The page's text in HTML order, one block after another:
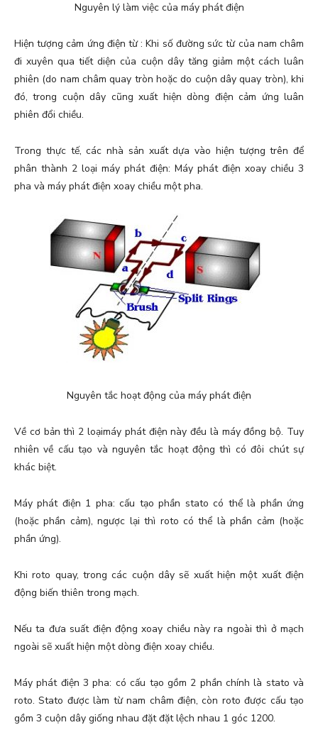
Nguyên lý làm việc của máy phát điện
Hiện tượng cảm ứng điện từ : Khi số đường sức từ của nam châm
đi xuyên qua tiết diện của cuộn dây tăng giảm một cách luân
phiên (do nam châm quay tròn hoặc do cuộn dây quay tròn), khi
đó, trong cuộn dây cũng xuất hiện dòng điện cảm ứng luân
phiên đổi chiều.
Trong thực tế, các nhà sản xuất dựa vào hiện tượng trên để
phân thành 2 loại máy phát điện: Máy phát điện xoay chiều 3
pha và máy phát điện xoay chiều một pha.
Nguyên tắc hoạt động của máy phát điện
Về cơ bản thì 2 loạimáy phát điện này đều là máy đồng bộ. Tuy
nhiên về cấu tạo và nguyên tắc hoạt động thì có đôi chút sự
khác biệt.
Máy phát điện 1 pha: cấu tạo phần stato có thể là phần ứng
(hoặc phần cảm), ngược lại thì roto có thể là phần cảm (hoặc
phần ứng).
Khi roto quay, trong các cuộn dây sẽ xuất hiện một xuất điện
động biến thiên trong mạch.
Nếu ta đưa suất điện động xoay chiều này ra ngoài thì ở mạch
ngoài sẽ xuất hiện một dòng điện xoay chiều.
Máy phát điện 3 pha: có cấu tạo gồm 2 phần chính là stato và
roto. Stato được làm từ nam châm điện, còn roto được cấu tạo
gồm 3 cuộn dây giống nhau đặt đặt lệch nhau 1 góc 1200.